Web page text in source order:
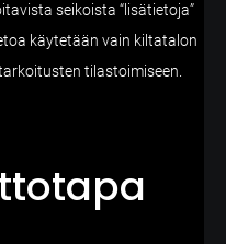
seikoista “lisätietoja”
käytetään vain kiltatalon
tilastoimiseen.